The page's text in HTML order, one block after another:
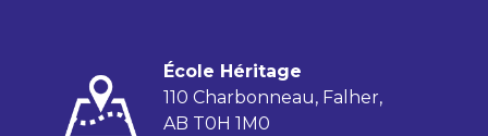
École Héritage
110 Charbonneau, Falher,
AB T0H 1M0